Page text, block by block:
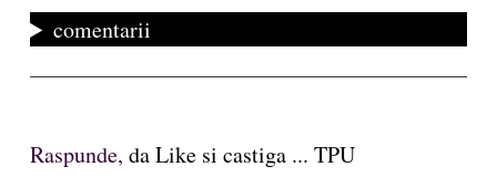
comentarii
Raspunde, da Like si castiga ... TPU